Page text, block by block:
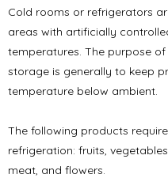
Cold rooms or refrigerators
areas with artificially
temperatures. The purpose
storage is generally to keep
temperature below ambient.
The following products require
refrigeration: fruits,
meat, and flowers.